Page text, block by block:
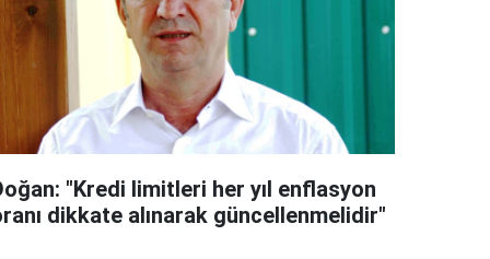
"Kredi limitleri her yıl enflasyon
dikkate alınarak güncellenmelidir"